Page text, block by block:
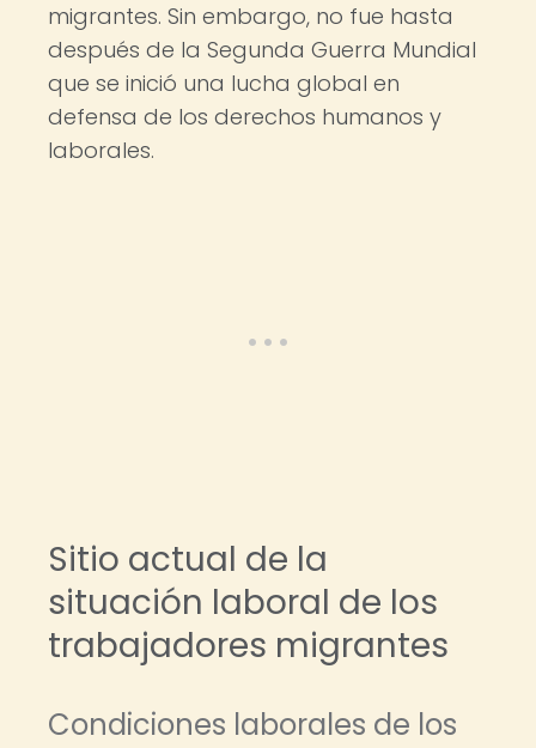
migrantes. Sin embargo, no fue hasta
después de la Segunda Guerra Mundial
que se inició una lucha global en
defensa de los derechos humanos y
laborales.
Sitio actual de la
situación laboral de los
trabajadores migrantes
Condiciones laborales de los